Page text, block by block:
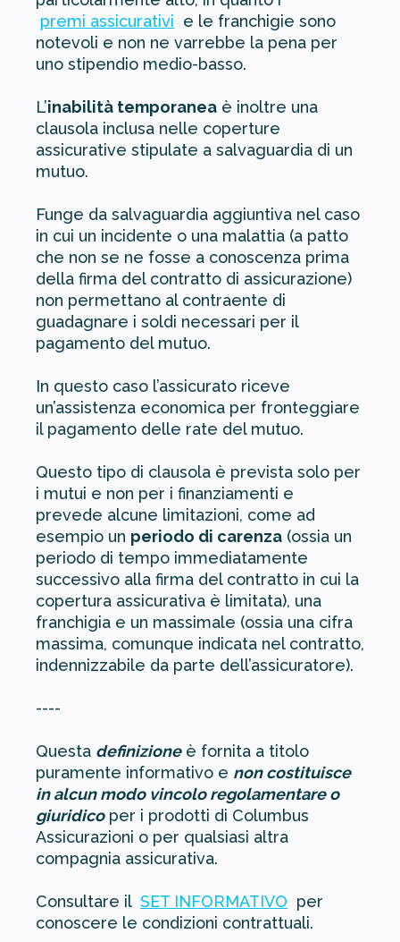
premi assicurativi e le franchigie sono
notevoli e non ne varrebbe la pena per
uno stipendio medio-basso.
L’inabilità temporanea è inoltre una
clausola inclusa nelle coperture
assicurative stipulate a salvaguardia di un
mutuo.
Funge da salvaguardia aggiuntiva nel caso
in cui un incidente o una malattia (a patto
che non se ne fosse a conoscenza prima
della firma del contratto di assicurazione)
non permettano al contraente di
guadagnare i soldi necessari per il
pagamento del mutuo.
In questo caso l’assicurato riceve
un’assistenza economica per fronteggiare
il pagamento delle rate del mutuo.
Questo tipo di clausola è prevista solo per
i mutui e non per i finanziamenti e
prevede alcune limitazioni, come ad
esempio un periodo di carenza (ossia un
periodo di tempo immediatamente
successivo alla firma del contratto in cui la
copertura assicurativa è limitata), una
franchigia e un massimale (ossia una cifra
massima, comunque indicata nel contratto,
indennizzabile da parte dell’assicuratore).
----
Questa definizioneè fornita a titolo
puramente informativo e non costituisce
in alcun modo vincolo regolamentare o
giuridicoper i prodotti di Columbus
Assicurazioni o per qualsiasi altra
compagnia assicurativa.
Consultare il SET INFORMATIVO per
conoscere le condizioni contrattuali.